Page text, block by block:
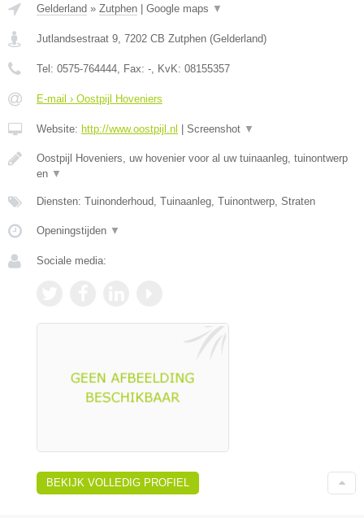
Gelderland » Zutphen Google maps ▼
Jutlandsestraat 9, 7202 CB Zutphen (Gelderland)
Tel: 0575-764444, Fax: -, KvK: 08155357
E-mail › Oostpijl Hoveniers
Website: http://www.oostpijl.nl Screenshot ▼
Oostpijl Hoveniers, uw hovenier voor al uw tuinaanleg, tuinontwerp
en ▼
Diensten: Tuinonderhoud, Tuinaanleg, Tuinontwerp, Straten
Openingstijden ▼
Sociale media:
BEKIJK VOLLEDIG PROFIEL